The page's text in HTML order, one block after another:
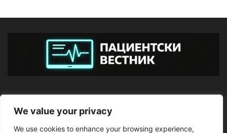
We value your privacy
We use cookies to enhance your browsing experience,